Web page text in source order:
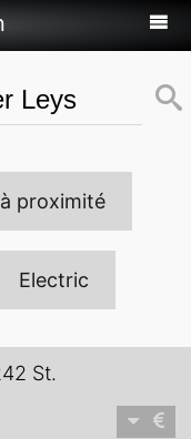
proximité
Electric
St.